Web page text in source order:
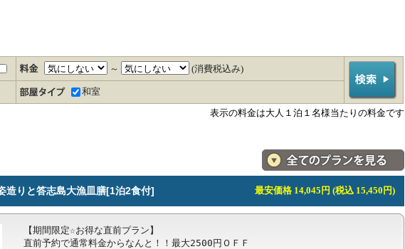
～ (消費税込み)
和室
表示の料金は大人１泊１名様当たりの料金です
料金・宿泊プラン一覧へ
造りと答志島大漁皿膳[1泊2食付] 最安価格 14,045円 (税込 15,450円)
【期間限定☆お得な直前プラン】
直前予約で通常料金からなんと！！最大2500円ＯＦＦ